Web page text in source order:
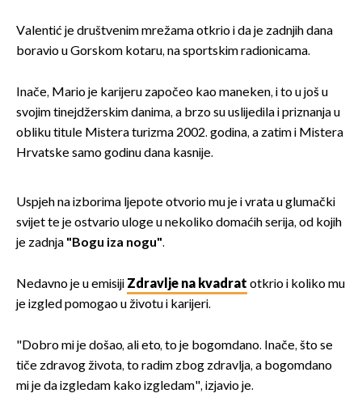
Valentić je društvenim mrežama otkrio i da je zadnjih dana
boravio u Gorskom kotaru, na sportskim radionicama.
Inače, Mario je karijeru započeo kao maneken, i to u još u
svojim tinejdžerskim danima, a brzo su uslijedila i priznanja u
obliku titule Mistera turizma 2002. godina, a zatim i Mistera
Hrvatske samo godinu dana kasnije.
Uspjeh na izborima ljepote otvorio mu je i vrata u glumački
svijet te je ostvario uloge u nekoliko domaćih serija, od kojih
je zadnja "Bogu iza nogu".
Nedavno je u emisiji Zdravlje na kvadrat otkrio i koliko mu
je izgled pomogao u životu i karijeri.
"Dobro mi je došao, ali eto, to je bogomdano. Inače, što se
tiče zdravog života, to radim zbog zdravlja, a bogomdano
mi je da izgledam kako izgledam", izjavio je.